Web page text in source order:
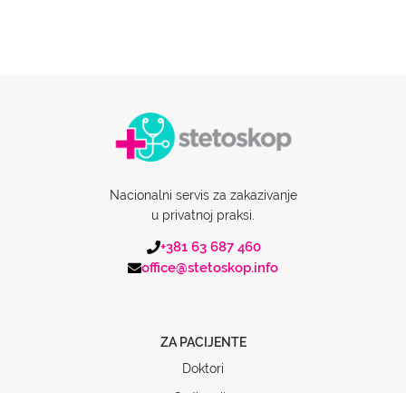
Nacionalni servis za zakazivanje
u privatnoj praksi.
+381 63 687 460
office@stetoskop.info
ZA PACIJENTE
Doktori